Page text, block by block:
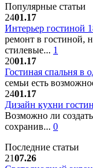
Популярные статьи
2401.17
Интерьер гостиной
ремонт в гостиной,
стилевые... 1
2001.17
Гостиная спальня в
семьи есть
2401.17
Дизайн кухни
Возможно ли
сохранив... 0
Последние статьи
2107.26